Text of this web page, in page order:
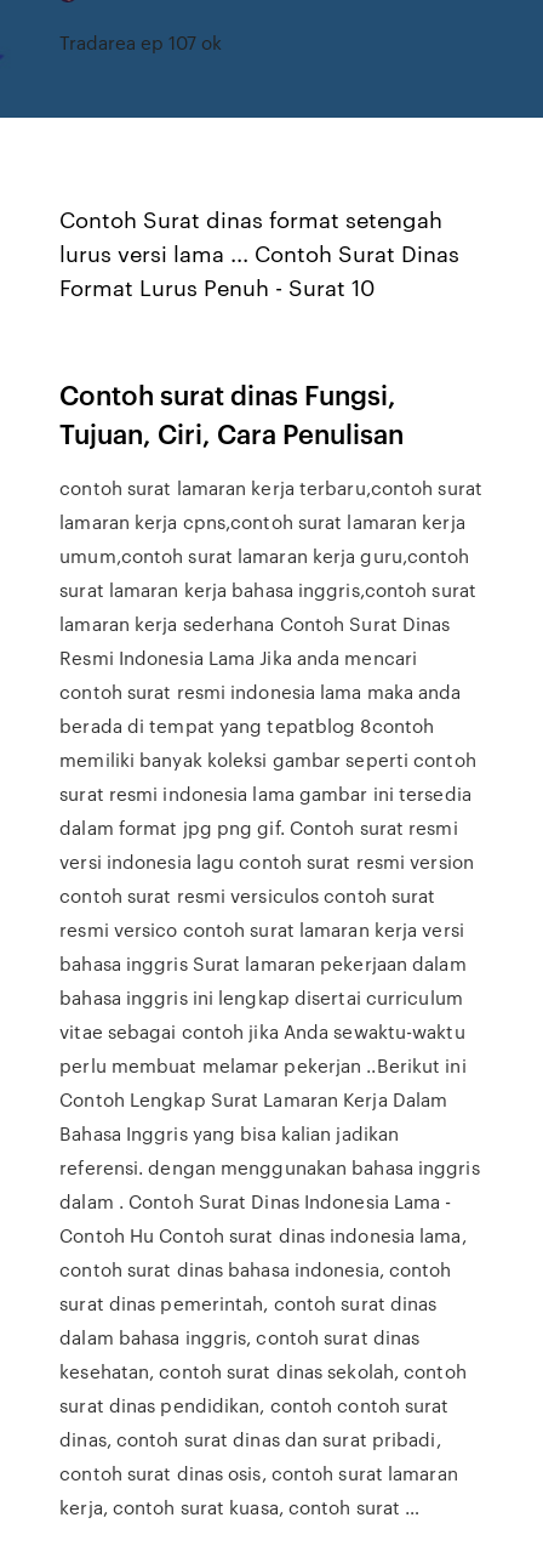
Tradarea ep 107 ok
Contoh Surat dinas format setengah
lurus versi lama ... Contoh Surat Dinas
Format Lurus Penuh - Surat 10
Contoh surat dinas Fungsi,
Tujuan, Ciri, Cara Penulisan
contoh surat lamaran kerja terbaru,contoh surat
lamaran kerja cpns,contoh surat lamaran kerja
umum,contoh surat lamaran kerja guru,contoh
surat lamaran kerja bahasa inggris,contoh surat
lamaran kerja sederhana Contoh Surat Dinas
Resmi Indonesia Lama Jika anda mencari
contoh surat resmi indonesia lama maka anda
berada di tempat yang tepatblog 8contoh
memiliki banyak koleksi gambar seperti contoh
surat resmi indonesia lama gambar ini tersedia
dalam format jpg png gif. Contoh surat resmi
versi indonesia lagu contoh surat resmi version
contoh surat resmi versiculos contoh surat
resmi versico contoh surat lamaran kerja versi
bahasa inggris Surat lamaran pekerjaan dalam
bahasa inggris ini lengkap disertai curriculum
vitae sebagai contoh jika Anda sewaktu-waktu
perlu membuat melamar pekerjan ..Berikut ini
Contoh Lengkap Surat Lamaran Kerja Dalam
Bahasa Inggris yang bisa kalian jadikan
referensi. dengan menggunakan bahasa inggris
dalam . Contoh Surat Dinas Indonesia Lama -
Contoh Hu Contoh surat dinas indonesia lama,
contoh surat dinas bahasa indonesia, contoh
surat dinas pemerintah, contoh surat dinas
dalam bahasa inggris, contoh surat dinas
kesehatan, contoh surat dinas sekolah, contoh
surat dinas pendidikan, contoh contoh surat
dinas, contoh surat dinas dan surat pribadi,
contoh surat dinas osis, contoh surat lamaran
kerja, contoh surat kuasa, contoh surat …